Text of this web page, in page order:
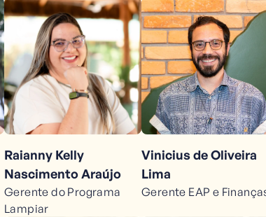
Raianny Kelly
Nascimento Araújo
Gerente do Programa
Lampiar
Vinicius de Oliveira
Lima
Gerente EAP e